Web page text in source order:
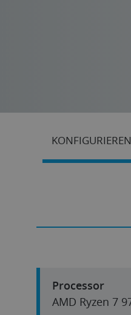
KONFIGURIEREN
Processor